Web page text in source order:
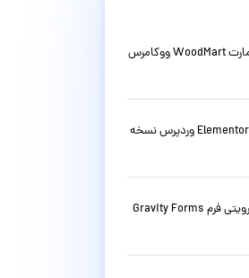
قالب فروشگاهی چندمنظوره وودمارت WoodMart ووکامرس
افزونه صفحه ساز المنتور پرو Elementor Pro وردپرس نسخه
افزونه فرم ساز حرفه ای وردپرس گرویتی فرم Gravity Forms